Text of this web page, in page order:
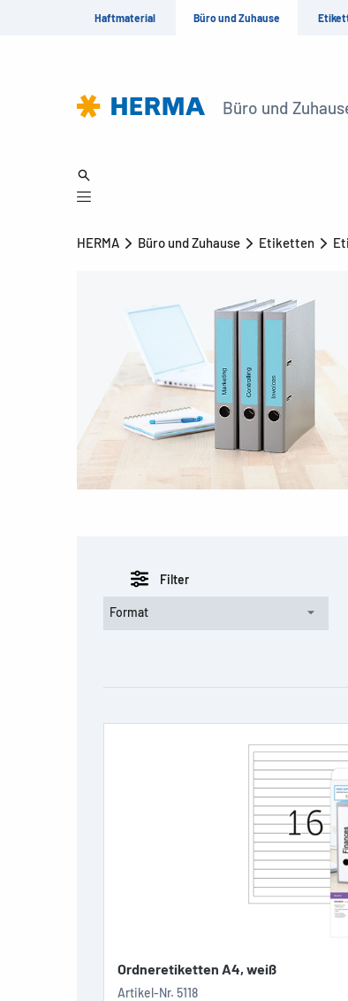
Haftmaterial Büro und Zuhause
Büro und
HERMA Büro und Zuhause Etiketten
Filter
Format
Ordneretiketten A4, weiß
Artikel-Nr. 5118